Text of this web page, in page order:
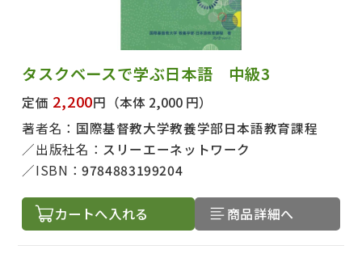
タスクベースで学ぶ日本語 中級3
定価 2,200円 （本体 2,000 円）
著者名： 国際基督教大学教養学部日本語教育課程
出版社名： スリーエーネットワーク
ISBN：9784883199204
カートへ入れる 商品詳細へ